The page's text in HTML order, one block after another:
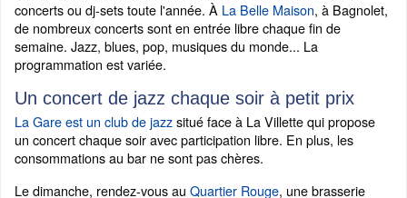
concerts ou dj-sets toute l'année. À La Belle Maison, à Bagnolet,
de nombreux concerts sont en entrée libre chaque fin de
semaine. Jazz, blues, pop, musiques du monde... La
programmation est variée.
Un concert de jazz chaque soir à petit prix
La Gare est un club de jazzsitué face à La Villette qui propose
un concert chaque soir avec participation libre. En plus, les
consommations au bar ne sont pas chères.
Le dimanche, rendez-vous au Quartier Rouge, une brasserie